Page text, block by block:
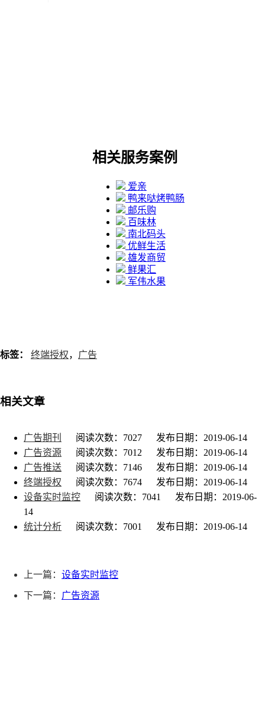
相关服务案例
爱亲
鸭来哒烤鸭肠
邮乐购
百味林
南北码头
优鲜生活
雄发商贸
鲜果汇
军伟水果
标签： 终端授权， 广告
相关文章
广告期刊 阅读次数：7027
发布日期：2019-06-14
广告资源
阅读次数：7012
发布日期：2019-06-14
广告推送
阅读次数：7146
发布日期：2019-06-14
终端授权
阅读次数：7674
发布日期：2019-06-14
设备实时监控
阅读次数：7041
发布日期：2019-06-
14
统计分析
阅读次数：7001 发布日期：2019-06-14
上一篇： 设备实时监控
下一篇： 广告资源